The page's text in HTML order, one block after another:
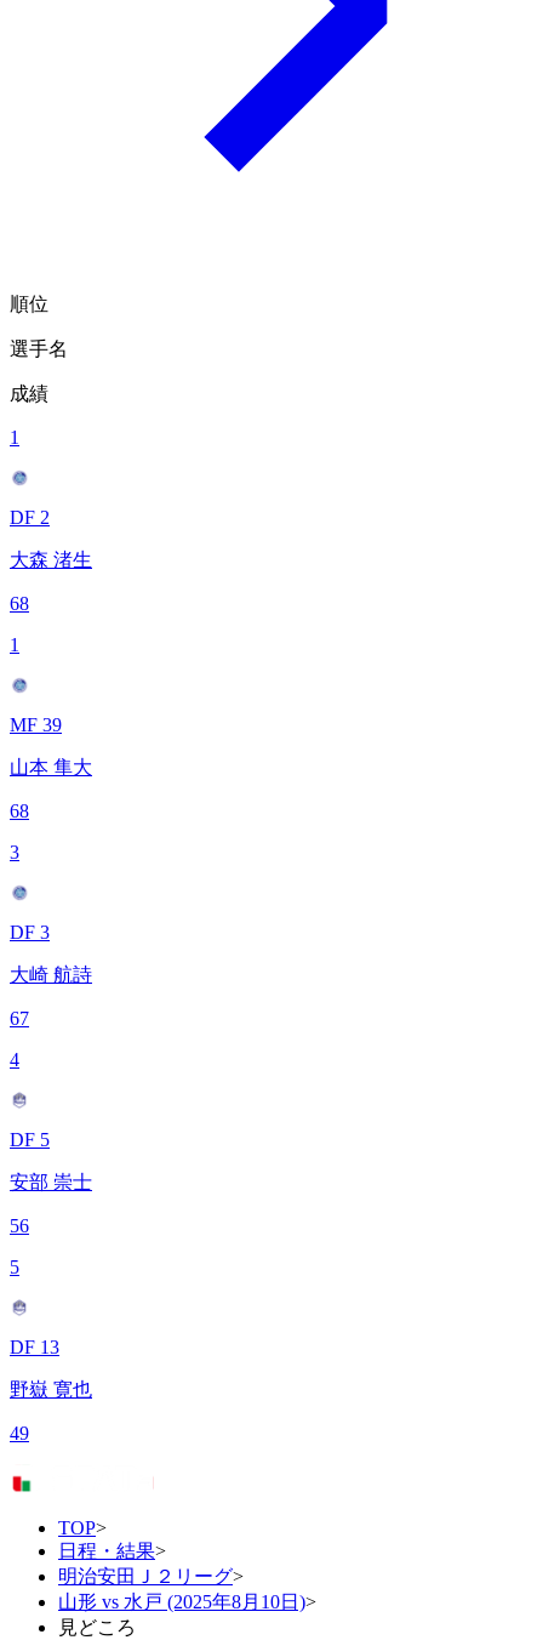
順位
選手名
成績
1
DF 2
大森 渚生
68
1
MF 39
山本 隼大
68
3
DF 3
大崎 航詩
67
4
DF 5
安部 崇士
56
5
DF 13
野嶽 寛也
49
TOP>
日程・結果>
明治安田Ｊ２リーグ>
山形 vs 水戸 (2025年8月10日)>
見どころ